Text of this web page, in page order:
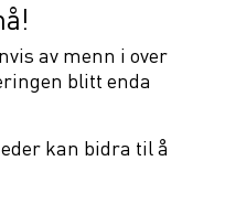
av menn i over
blitt enda
kan bidra til å